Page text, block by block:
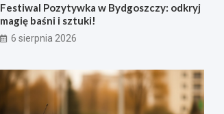
Festiwal Pozytywka w Bydgoszczy: odkryj
magię baśni i sztuki!
6 sierpnia 2026